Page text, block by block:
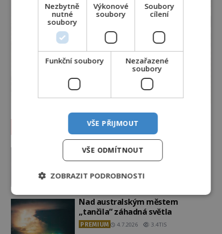
Vesmír a technologie
Podivné události roku 2023: Jsou
Američané v obležení UFO?
PREMIUM 27.7.2026
Nad australským městem
„tančila“ záhadná světla
PREMIUM 4.7.2026 3.4TIS
Nezbytně
nutné
soubory
Výkonové
soubory
Soubory
cílení
Funkční soubory
Nezařazené
soubory
VŠE PŘIJMOUT
VŠE ODMÍTNOUT
ZOBRAZIT PODROBNOSTI